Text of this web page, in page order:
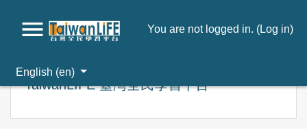
You are not logged in. (Log in)
English ‎(en)‎
TaiwanLIFE 臺灣全民學習平台